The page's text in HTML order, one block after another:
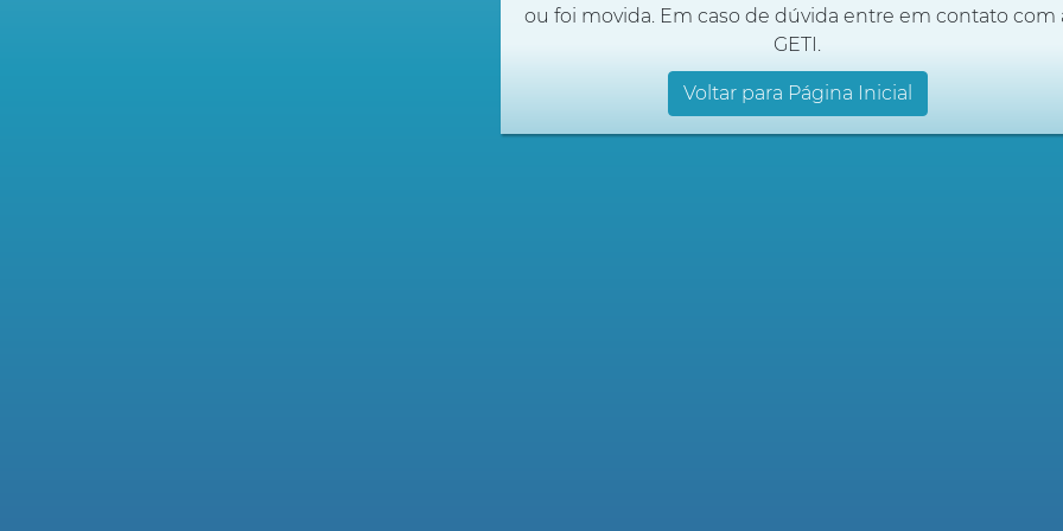
ou foi movida. Em caso de dúvida entre em contato com
GETI.
Voltar para Página Inicial